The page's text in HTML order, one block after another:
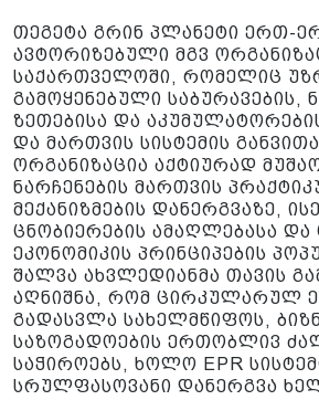
თეგეტა გრინ პლანეტი ერთ-
ავტორიზებული მგვ
საქართველოში, რომელიც
გამოყენებული საბურავების,
ზეთებისა და
და მართვის სისტემის
ორგანიზაცია აქტიურად
ნარჩენების მართვის
მექანიზმების დანერგვაზე,
ცნობიერების ამაღლებასა
ეკონომიკის პრინციპების
შალვა ახვლედიანმა თავის
აღნიშნა, რომ ცირკულარულ
გადასვლა სახელმწიფოს,
საზოგადოების ერთობლივ
საჭიროებს, ხოლო EPR
სრულფასოვანი დანერგვა